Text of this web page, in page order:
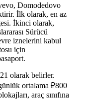
Domodedovo
İlk olarak, en az
İkinci olarak,
Sürücü
iznelerini kabul
için
olarak belirler.
ortalama ₽800
araç sınıfına